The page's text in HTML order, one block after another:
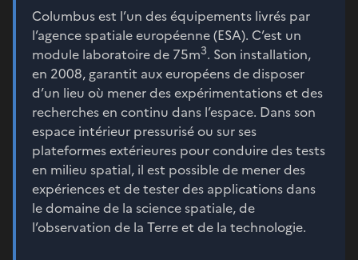
Columbus est l’un des équipements livrés par
l’agence spatiale européenne (ESA). C’est un
module laboratoire de 75m3. Son installation,
en 2008, garantit aux européens de disposer
d’un lieu où mener des expérimentations et des
recherches en continu dans l’espace. Dans son
espace intérieur pressurisé ou sur ses
plateformes extérieures pour conduire des tests
en milieu spatial, il est possible de mener des
expériences et de tester des applications dans
le domaine de la science spatiale, de
l’observation de la Terre et de la technologie.